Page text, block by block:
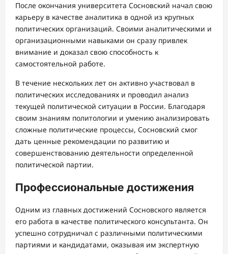
После окончания университета Сосновский начал свою
карьеру в качестве аналитика в одной из крупных
политических организаций. Своими аналитическими и
организационными навыками он сразу привлек
внимание и доказал свою способность к
самостоятельной работе.
В течение нескольких лет он активно участвовал в
политических исследованиях и проводил анализ
текущей политической ситуации в России. Благодаря
своим знаниям политологии и умению анализировать
сложные политические процессы, Сосновский смог
дать ценные рекомендации по развитию и
совершенствованию деятельности определенной
политической партии.
Профессиональные достижения
Одним из главных достижений Сосновского является
его работа в качестве политического консультанта. Он
успешно сотрудничал с различными политическими
партиями и кандидатами, оказывая им экспертную